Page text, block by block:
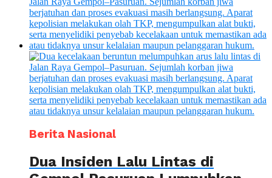
Berita Nasional
Dua Insiden Lalu Lintas di